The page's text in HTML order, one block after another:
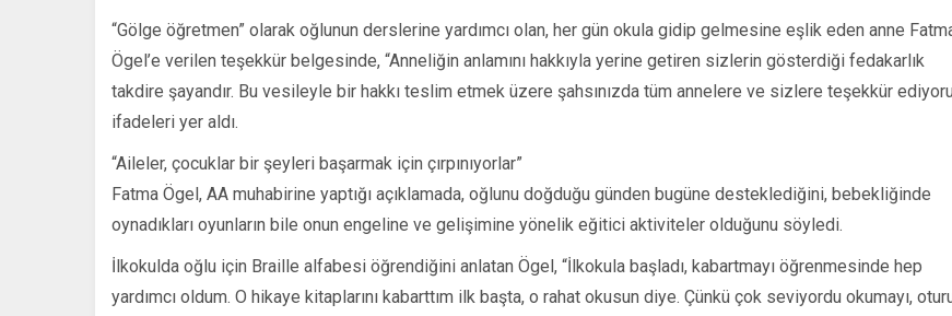
“Gölge öğretmen” olarak oğlunun derslerine yardımcı olan, her gün okula gidip gelmesine eşlik eden anne
Ögel’e verilen teşekkür belgesinde, “Anneliğin anlamını hakkıyla yerine getiren sizlerin gösterdiği fedakarlık
takdire şayandır. Bu vesileyle bir hakkı teslim etmek üzere şahsınızda tüm annelere ve sizlere teşekkür
ifadeleri yer aldı.
“Aileler, çocuklar bir şeyleri başarmak için çırpınıyorlar”
Fatma Ögel, AA muhabirine yaptığı açıklamada, oğlunu doğduğu günden bugüne desteklediğini, bebekliğinde
oynadıkları oyunların bile onun engeline ve gelişimine yönelik eğitici aktiviteler olduğunu söyledi.
İlkokulda oğlu için Braille alfabesi öğrendiğini anlatan Ögel, “İlkokula başladı, kabartmayı öğrenmesinde hep
yardımcı oldum. O hikaye kitaplarını kabarttım ilk başta, o rahat okusun diye. Çünkü çok seviyordu okumayı,